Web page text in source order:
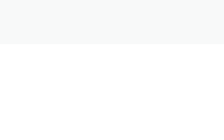
anzeigen